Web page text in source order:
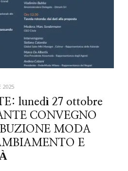
2025
lunedì 27 ottobre
CONVEGNO
MODA
E